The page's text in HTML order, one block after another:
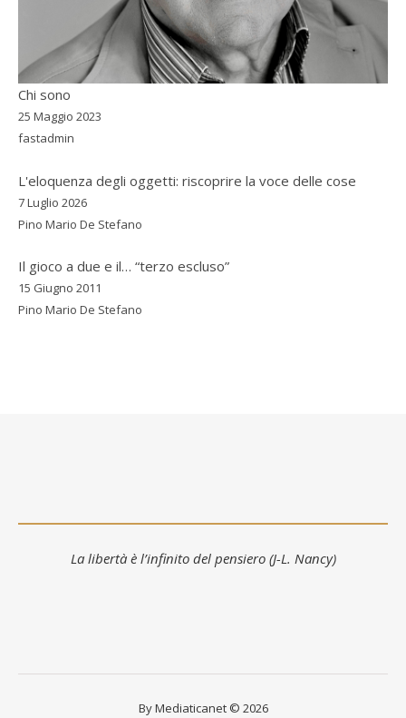
Chi sono
25 Maggio 2023
fastadmin
L'eloquenza degli oggetti: riscoprire la voce delle cose
7 Luglio 2026
Pino Mario De Stefano
Il gioco a due e il… “terzo escluso”
15 Giugno 2011
Pino Mario De Stefano
La libertà è l’infinito del pensiero (J-L. Nancy)
By Mediaticanet © 2026